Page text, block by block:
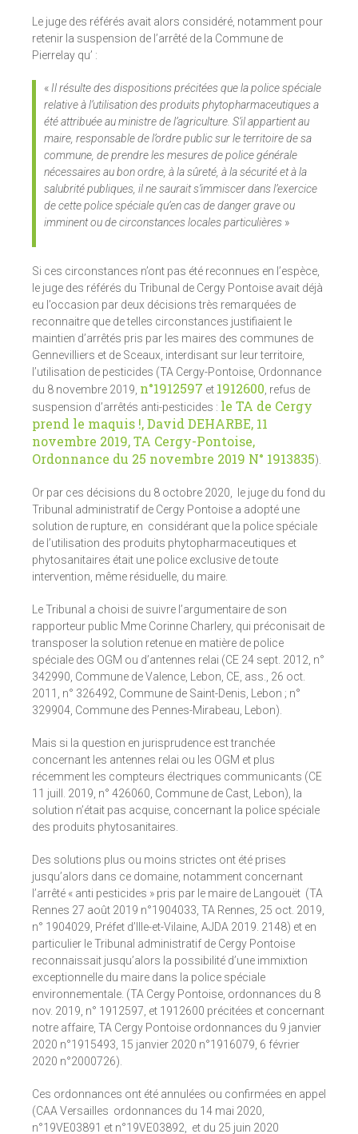
Le juge des référés avait alors considéré, notamment pour
retenir la suspension de l’arrêté de la Commune de
Pierrelay qu’ :
« Il résulte des dispositions précitées que la police spéciale
relative à l’utilisation des produits phytopharmaceutiques a
été attribuée au ministre de l’agriculture. S’il appartient au
maire, responsable de l’ordre public sur le territoire de sa
commune, de prendre les mesures de police générale
nécessaires au bon ordre, à la sûreté, à la sécurité et à la
salubrité publiques, il ne saurait s’immiscer dans l’exercice
de cette police spéciale qu’en cas de danger grave ou
imminent ou de circonstances locales particulières »
Si ces circonstances n’ont pas été reconnues en l’espèce,
le juge des référés du Tribunal de Cergy Pontoise avait déjà
eu l’occasion par deux décisions très remarquées de
reconnaitre que de telles circonstances justifiaient le
maintien d’arrêtés pris par les maires des communes de
Gennevilliers et de Sceaux, interdisant sur leur territoire,
l’utilisation de pesticides (TA Cergy-Pontoise, Ordonnance
du 8 novembre 2019, n°1912597 et 1912600 , refus de
suspension d’arrêtés anti-pesticides : le TA de Cergy
prend le maquis !, David DEHARBE, 11
novembre 2019, TA Cergy-Pontoise,
Ordonnance du 25 novembre 2019 N° 1913835).
Or par ces décisions du 8 octobre 2020, le juge du fond du
Tribunal administratif de Cergy Pontoise a adopté une
solution de rupture, en considérant que la police spéciale
de l’utilisation des produits phytopharmaceutiques et
phytosanitaires était une police exclusive de toute
intervention, même résiduelle, du maire.
Le Tribunal a choisi de suivre l’argumentaire de son
rapporteur public Mme Corinne Charlery, qui préconisait de
transposer la solution retenue en matière de police
spéciale des OGM ou d’antennes relai (CE 24 sept. 2012, n°
342990, Commune de Valence, Lebon, CE, ass., 26 oct.
2011, n° 326492, Commune de Saint-Denis, Lebon ; n°
329904, Commune des Pennes-Mirabeau, Lebon).
Mais si la question en jurisprudence est tranchée
concernant les antennes relai ou les OGM et plus
récemment les compteurs électriques communicants (CE
11 juill. 2019, n° 426060, Commune de Cast, Lebon), la
solution n’était pas acquise, concernant la police spéciale
des produits phytosanitaires.
Des solutions plus ou moins strictes ont été prises
jusqu’alors dans ce domaine, notamment concernant
l’arrêté « anti pesticides » pris par le maire de Langouët (TA
Rennes 27 août 2019 n°1904033, TA Rennes, 25 oct. 2019,
n° 1904029, Préfet d’Ille-et-Vilaine, AJDA 2019. 2148) et en
particulier le Tribunal administratif de Cergy Pontoise
reconnaissait jusqu’alors la possibilité d’une immixtion
exceptionnelle du maire dans la police spéciale
environnementale. (TA Cergy Pontoise, ordonnances du 8
nov. 2019, n° 1912597, et 1912600 précitées et concernant
notre affaire, TA Cergy Pontoise ordonnances du 9 janvier
2020 n°1915493, 15 janvier 2020 n°1916079, 6 février
2020 n°2000726).
Ces ordonnances ont été annulées ou confirmées en appel
(CAA Versailles ordonnances du 14 mai 2020,
n°19VE03891 et n°19VE03892, et du 25 juin 2020